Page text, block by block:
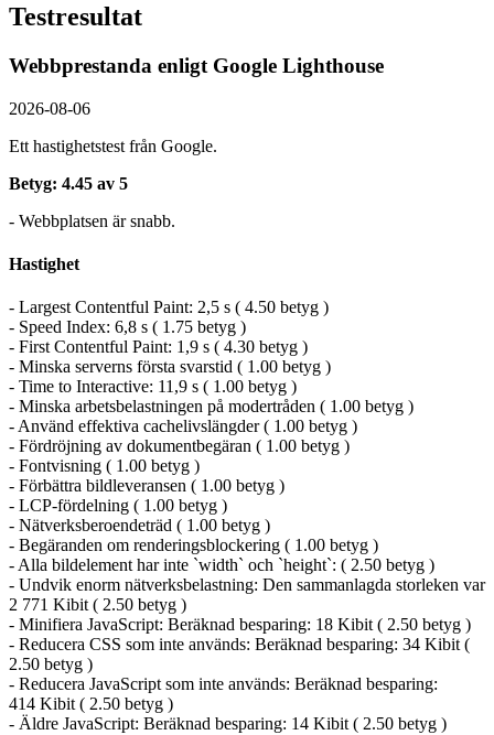
Testresultat
Webbprestanda enligt Google Lighthouse
2026-08-06
Ett hastighetstest från Google.
Betyg: 4.45 av 5
- Webbplatsen är snabb.
Hastighet
- Largest Contentful Paint: 2,5 s ( 4.50 betyg )
- Speed Index: 6,8 s ( 1.75 betyg )
- First Contentful Paint: 1,9 s ( 4.30 betyg )
- Minska serverns första svarstid ( 1.00 betyg )
- Time to Interactive: 11,9 s ( 1.00 betyg )
- Minska arbetsbelastningen på modertråden ( 1.00 betyg )
- Använd effektiva cachelivslängder ( 1.00 betyg )
- Fördröjning av dokumentbegäran ( 1.00 betyg )
- Fontvisning ( 1.00 betyg )
- Förbättra bildleveransen ( 1.00 betyg )
- LCP-fördelning ( 1.00 betyg )
- Nätverksberoendeträd ( 1.00 betyg )
- Begäranden om renderingsblockering ( 1.00 betyg )
- Alla bildelement har inte `width` och `height`: ( 2.50 betyg )
- Undvik enorm nätverksbelastning: Den sammanlagda storleken var
2 771 Kibit ( 2.50 betyg )
- Minifiera JavaScript: Beräknad besparing: 18 Kibit ( 2.50 betyg )
- Reducera CSS som inte används: Beräknad besparing: 34 Kibit (
2.50 betyg )
- Reducera JavaScript som inte används: Beräknad besparing:
414 Kibit ( 2.50 betyg )
- Äldre JavaScript: Beräknad besparing: 14 Kibit ( 2.50 betyg )